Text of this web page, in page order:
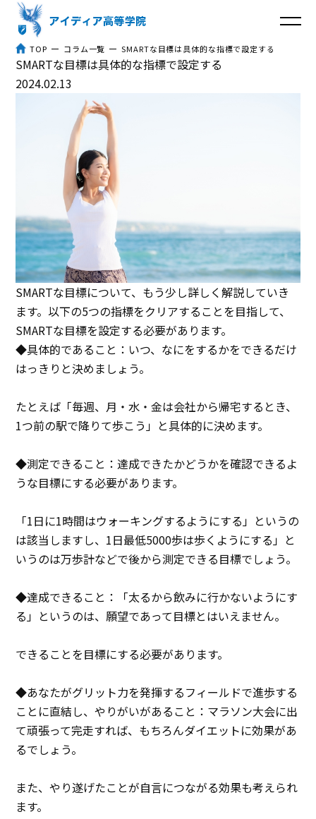
アイディア高等学院とは
入学までの流れ
よくあるご質問
コラム
イベント
お問い合わせ
TOP コラム一覧 SMARTな目標は具体的な指標で設定する
SMARTな目標は具体的な指標で設定する
2024.02.13
SMARTな目標について、もう少し詳しく解説していき
ます。以下の5つの指標をクリアすることを目指して、
SMARTな目標を設定する必要があります。
◆具体的であること：いつ、なにをするかをできるだけ
はっきりと決めましょう。
たとえば「毎週、月・水・金は会社から帰宅するとき、
1つ前の駅で降りて歩こう」と具体的に決めます。
◆測定できること：達成できたかどうかを確認できるよ
うな目標にする必要があります。
「1日に1時間はウォーキングするようにする」というの
は該当しますし、1日最低5000歩は歩くようにする」と
いうのは万歩計などで後から測定できる目標でしょう。
◆達成できること：「太るから飲みに行かないようにす
る」というのは、願望であって目標とはいえません。
できることを目標にする必要があります。
◆あなたがグリット力を発揮するフィールドで進歩する
ことに直結し、やりがいがあること：マラソン大会に出
て頑張って完走すれば、もちろんダイエットに効果があ
るでしょう。
また、やり遂げたことが自言につながる効果も考えられ
ます。